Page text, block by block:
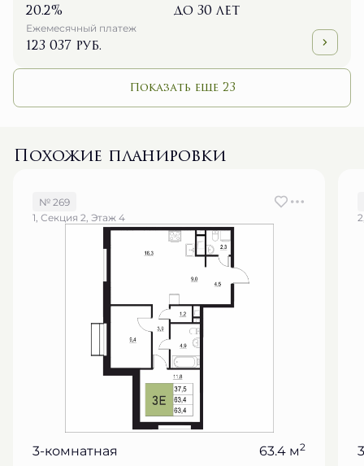
20.2% до 30 лет
Ежемесячный платеж
123 037 руб.
Показать еще 23
Похожие планировки
№ 269
1, Секция 2, Этаж 4
3-комнатная 63.4 м2